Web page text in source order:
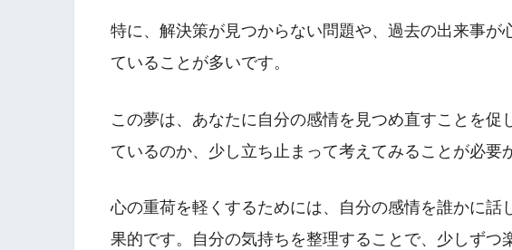
特に、解決策が見つからない問題や、過去の出来事が
ていることが多いです。
この夢は、あなたに自分の感情を見つめ直すことを促
ているのか、少し立ち止まって考えてみることが必要
心の重荷を軽くするためには、自分の感情を誰かに話
果的です。自分の気持ちを整理することで、少しずつ